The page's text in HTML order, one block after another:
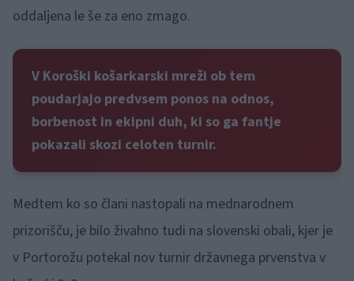
oddaljena le še za eno zmago.
V Koroški košarkarski mreži ob tem
poudarjajo predvsem ponos na odnos,
borbenost in ekipni duh, ki so ga fantje
pokazali skozi celoten turnir.
Medtem ko so člani nastopali na mednarodnem
prizorišču, je bilo živahno tudi na slovenski obali, kjer je
v Portorožu potekal nov turnir državnega prvenstva v